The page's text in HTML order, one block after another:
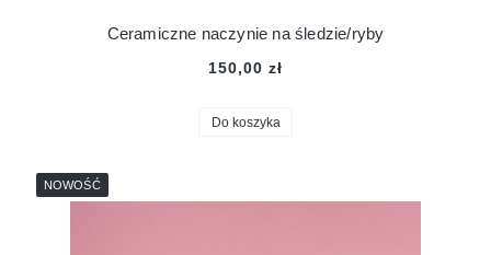
Ceramiczne naczynie na śledzie/ryby
150,00 zł
Do koszyka
NOWOŚĆ